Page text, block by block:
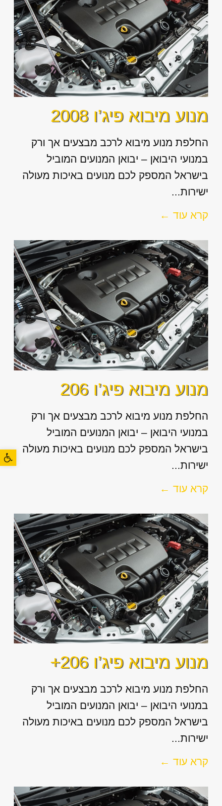
מנוע מיבוא פיג’ו 2008
החלפת מנוע מיבוא לרכב מבצעים אך ורק
במנועי היבואן – יבואן המנועים המוביל
בישראל המספק לכם מנועים באיכות מעולה
ישירות...
קרא עוד ←
מנוע מיבוא פיג’ו 206
החלפת מנוע מיבוא לרכב מבצעים אך ורק
במנועי היבואן – יבואן המנועים המוביל
בישראל המספק לכם מנועים באיכות מעולה
ישירות...
קרא עוד ←
מנוע מיבוא פיג’ו 206+
החלפת מנוע מיבוא לרכב מבצעים אך ורק
במנועי היבואן – יבואן המנועים המוביל
בישראל המספק לכם מנועים באיכות מעולה
ישירות...
קרא עוד ←
פתח